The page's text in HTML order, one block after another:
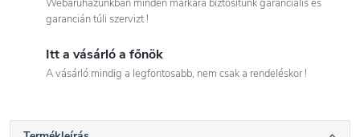
Webáruházunkban minden márkára biztosítunk garanciális és
garancián túli szervizt !
Itt a vásárló a főnök
A vásárló mindig a legfontosabb, nem csak a rendeléskor !